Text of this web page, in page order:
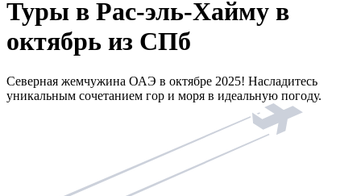
Туры в Рас-эль-Хайму в
октябрь из СПб
Северная жемчужина ОАЭ в октябре 2025! Насладитесь
уникальным сочетанием гор и моря в идеальную погоду.